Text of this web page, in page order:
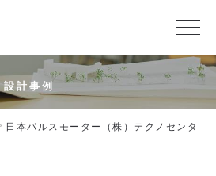
設計事例
日本パルスモーター（株）テクノセンタ